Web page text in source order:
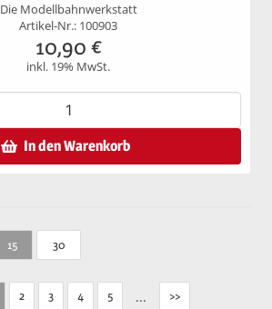
Die Modellbahnwerkstatt
Artikel-Nr.: 100903
10,90 €
inkl. 19% MwSt.
In den Warenkorb
15 30
2 3 4 5 ... >>